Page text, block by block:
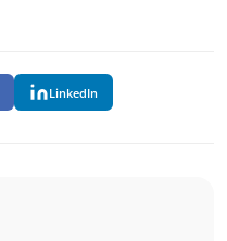
LinkedIn